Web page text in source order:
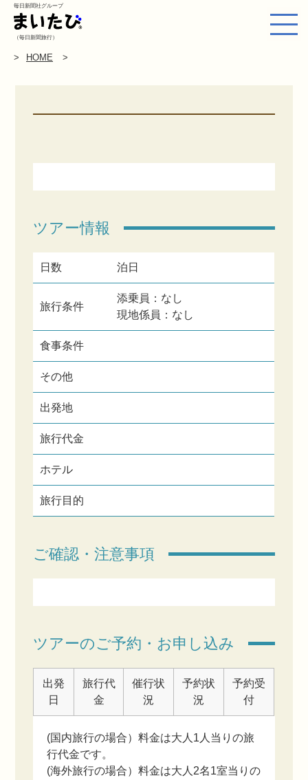
毎日新聞社グループ
（毎日新聞旅行）
HOME
ツアー情報
日数 泊日
旅行条件
添乗員：なし
現地係員：なし
食事条件
その他
出発地
旅行代金
ホテル
旅行目的
ご確認・注意事項
ツアーのご予約・お申し込み
出発
日
旅行代
金
催行状
況
予約状
況
予約受
付
(国内旅行の場合）料金は大人1人当りの旅
行代金です。
(海外旅行の場合）料金は大人2名1室当りの